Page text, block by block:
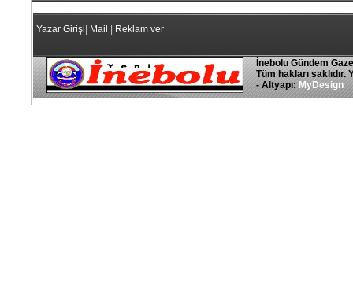
Yazar Girişi Mail Reklam ver
İnebolu Gündem
Tüm hakları
- Altyapı:MyDesign